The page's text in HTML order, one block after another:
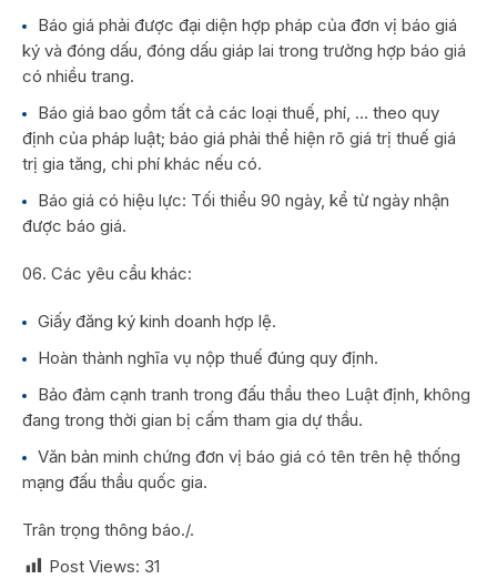
Báo giá phải được đại diện hợp pháp của đơn vị báo giá
ký và đóng dấu, đóng dấu giáp lai trong trường hợp báo giá
có nhiều trang.
Báo giá bao gồm tất cả các loại thuế, phí, … theo quy
định của pháp luật; báo giá phải thể hiện rõ giá trị thuế giá
trị gia tăng, chi phí khác nếu có.
Báo giá có hiệu lực: Tối thiểu 90 ngày, kể từ ngày nhận
được báo giá.
Các yêu cầu khác:
Giấy đăng ký kinh doanh hợp lệ.
Hoàn thành nghĩa vụ nộp thuế đúng quy định.
Bảo đảm cạnh tranh trong đấu thầu theo Luật định, không
đang trong thời gian bị cấm tham gia dự thầu.
Văn bản minh chứng đơn vị báo giá có tên trên hệ thống
mạng đấu thầu quốc gia.
Trân trọng thông báo./.
Post Views: 31